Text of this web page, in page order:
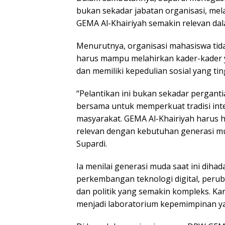
bukan sekadar jabatan organisasi,
GEMA Al-Khairiyah semakin relevan
Menurutnya, organisasi mahasiswa
harus mampu melahirkan kader-
dan memiliki kepedulian sosial yang
“Pelantikan ini bukan sekadar
bersama untuk memperkuat tradisi
masyarakat. GEMA Al-Khairiyah
relevan dengan kebutuhan generasi
Supardi.
Ia menilai generasi muda saat ini
perkembangan teknologi digital,
dan politik yang semakin kompleks.
menjadi laboratorium kepemimpinan